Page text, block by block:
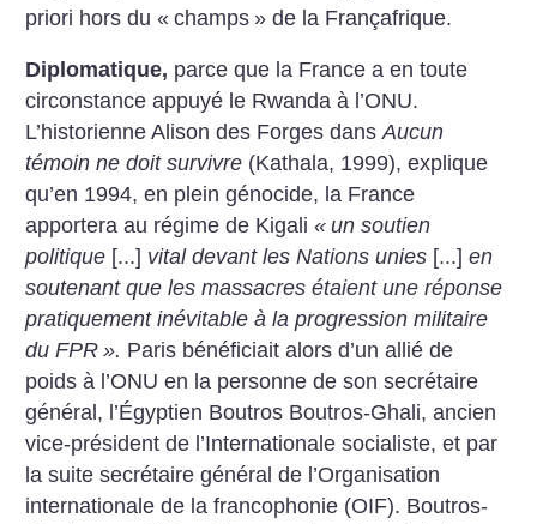
priori hors du « champs » de la Françafrique.
Diplomatique, parce que la France a en toute
circonstance appuyé le Rwanda à l’ONU.
L’historienne Alison des Forges dansAucun
témoin ne doit survivre (Kathala, 1999), explique
qu’en 1994, en plein génocide, la France
apportera au régime de Kigali« un soutien
politique [...] vital devant les Nations unies [...]en
soutenant que les massacres étaient une réponse
pratiquement inévitable à la progression militaire
du FPR ». Paris bénéficiait alors d’un allié de
poids à l’ONU en la personne de son secrétaire
général, l’Égyptien Boutros Boutros-Ghali, ancien
vice-président de l’Internationale socialiste, et par
la suite secrétaire général de l’Organisation
internationale de la francophonie (OIF). Boutros-